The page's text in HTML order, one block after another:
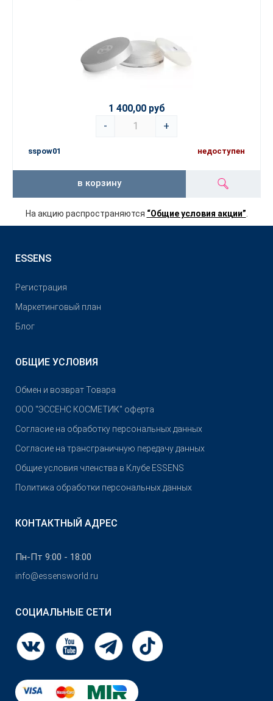
1 400,00 руб
-
+
sspow01 недоступен
в корзину
На акцию распространяются “Общие условия акции”
ESSENS
Pегистрация
Маркетинговый план
Блог
ОБЩИЕ УСЛОВИЯ
Обмен и возврат Товара
OOO "ЭССЕНС КОСМЕТИК" оферта
Согласие на обработку персональных данных
Согласие на трансграничную передачу данных
Общие условия членства в Клубе ESSENS
Политика обработки персональных данных
КОНТАКТНЫЙ АДРЕС
Пн-Пт 9:00 - 18:00
info@essensworld.ru
СОЦИАЛЬНЫЕ СЕТИ